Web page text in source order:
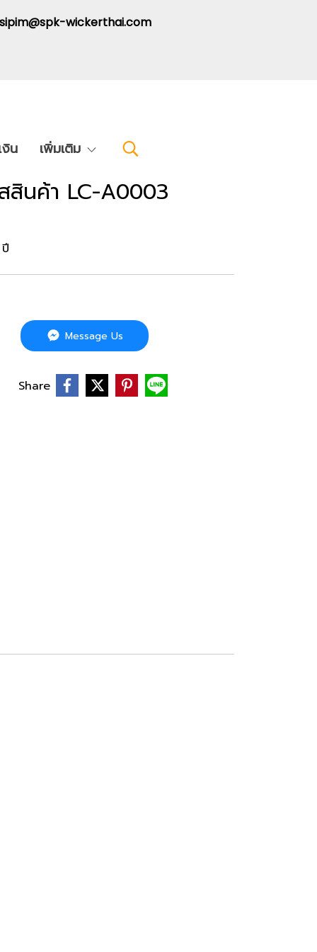
wickerthai.com
งิน เพิ่มเติม
สินค้า LC-A0003
Message Us
Share